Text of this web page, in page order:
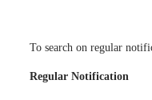
To search on regular
Regular Notification